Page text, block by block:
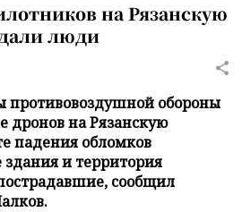
на Рязанскую
люди
противовоздушной обороны
дронов на Рязанскую
падения обломков
и территория
сообщил